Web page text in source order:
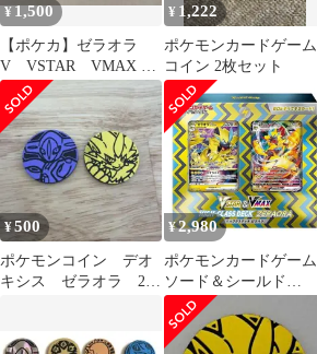
¥1,500
【ポケカ】ゼラオラ
V VSTAR VMAX コ
イン
¥ 1,222
ポケモンカードゲーム
コイン 2枚セット
¥500
ポケモンコイン デオ
キシス ゼラオラ 2点
¥2,980
ポケモンカードゲーム
ソード＆シールド
VSTAR & VMAX ハイ
クラスデッキ ゼラオラ
新品未開封